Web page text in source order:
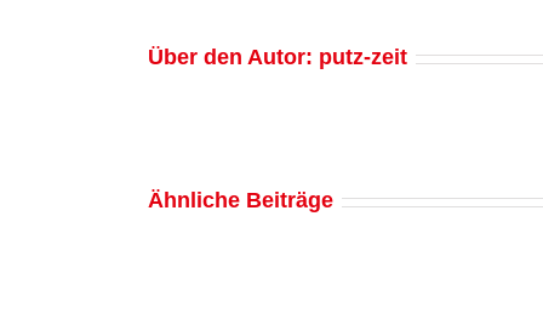
Über den Autor: putz-zeit
Ähnliche Beiträge